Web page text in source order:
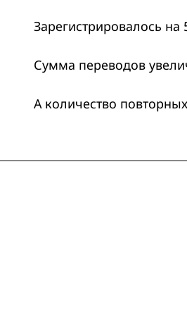
Зарегистрировалось
Сумма переводов
А количество